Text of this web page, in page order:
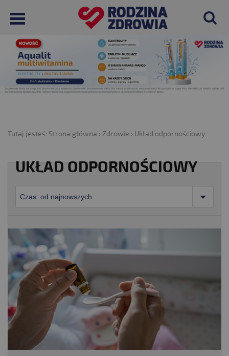
Tutaj jesteś: Strona główna › Zdrowie › Układ odpornościowy
UKŁAD ODPORNOŚCIOWY
Czas: od najnowszych